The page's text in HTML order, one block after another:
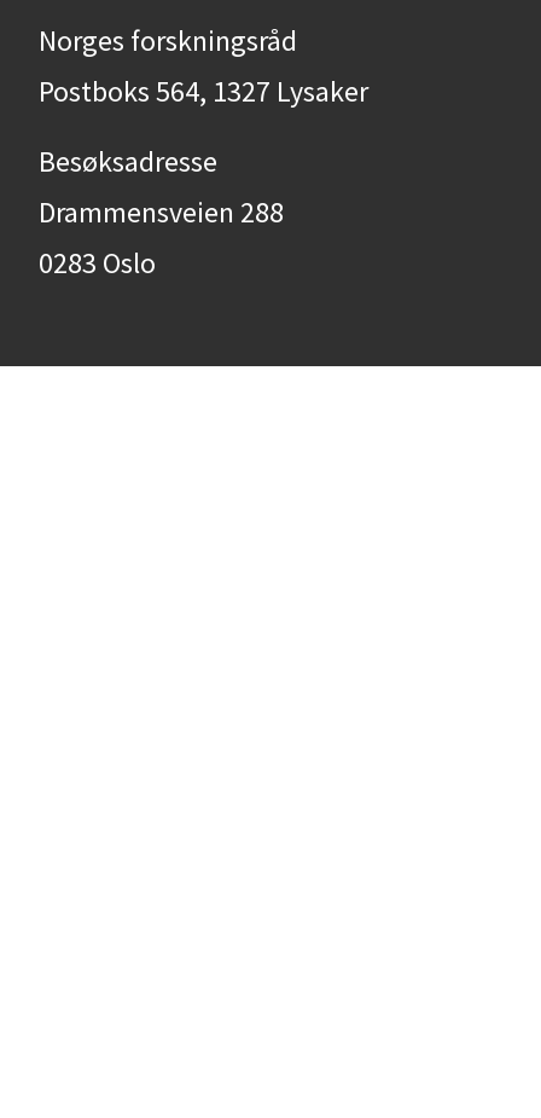
Norges forskningsråd
Postboks 564, 1327 Lysaker
Besøksadresse
Drammensveien 288
0283 Oslo